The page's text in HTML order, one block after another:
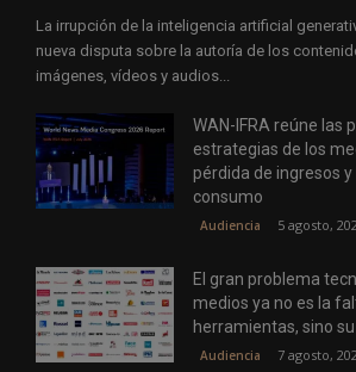
La irrupción de la inteligencia artificial
nueva disputa sobre la autoría de los
imágenes, vídeos y audios...
WAN-IFRA reúne las
estrategias de los
pérdida de ingresos
consumo
Audiencia 5 agosto,
El gran problema
medios ya no es la
herramientas, sino
Audiencia 7 agosto,